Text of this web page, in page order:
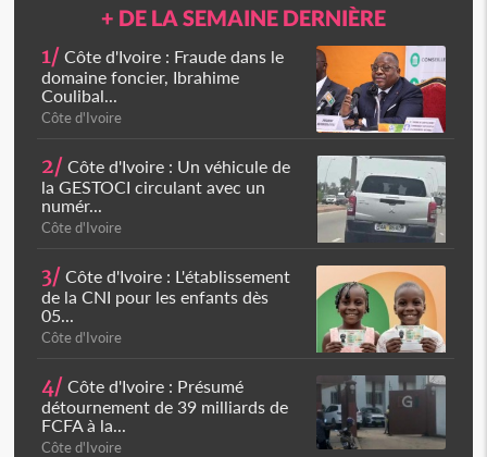
+ DE LA SEMAINE DERNIÈRE
1/ Côte d'Ivoire : Fraude dans le
domaine foncier, Ibrahime
Coulibal...
Côte d'Ivoire
2/ Côte d'Ivoire : Un véhicule de
la GESTOCI circulant avec un
numér...
Côte d'Ivoire
3/ Côte d'Ivoire : L'établissement
de la CNI pour les enfants dès
05...
Côte d'Ivoire
4/ Côte d'Ivoire : Présumé
détournement de 39 milliards de
FCFA à la...
Côte d'Ivoire